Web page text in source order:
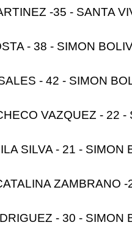
-35 - SANTA
- 38 - SIMON
- 42 - SIMON
VAZQUEZ - 22 -
SILVA - 21 - SIMON
ZAMBRANO
- 30 - SIMON